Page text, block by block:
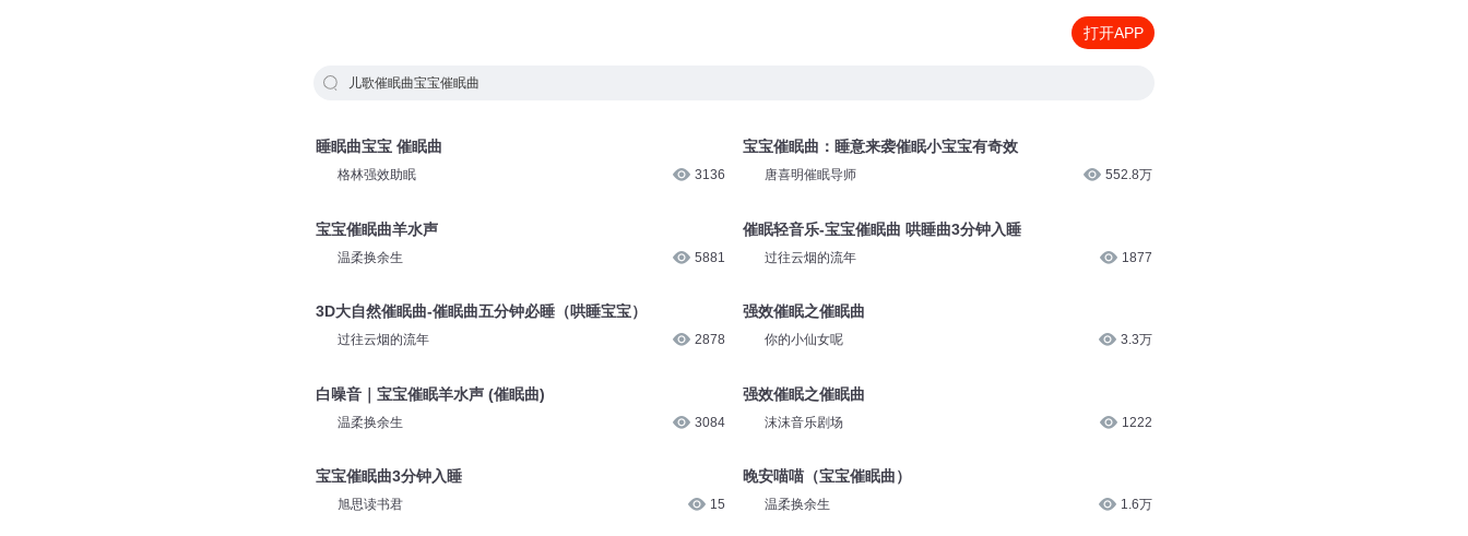
打开APP
儿歌催眠曲宝宝催眠曲
睡眠曲宝宝 催眠曲
格林强效助眠 3136
宝宝催眠曲羊水声
温柔换余生 5881
3D大自然催眠曲-催眠曲五分钟必睡（哄睡宝宝）
过往云烟的流年 2878
白噪音｜宝宝催眠羊水声 (催眠曲)
温柔换余生 3084
宝宝催眠曲3分钟入睡
旭思读书君 15
宝宝催眠曲：睡意来袭催眠小宝宝有奇效
唐喜明催眠导师 552.8万
催眠轻音乐-宝宝催眠曲 哄睡曲3分钟入睡
过往云烟的流年 1877
强效催眠之催眠曲
你的小仙女呢 3.3万
强效催眠之催眠曲
沫沫音乐剧场 1222
晚安喵喵（宝宝催眠曲）
温柔换余生 1.6万